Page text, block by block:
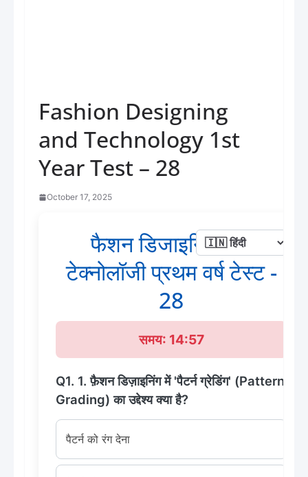
Fashion Designing
and Technology 1st
Year Test – 28
October 17, 2025
फैशन डिजाइनिंग और
टेक्नोलॉजी प्रथम वर्ष टेस्ट -
28
समय: 14:56
Q1. 1. फ़ैशन डिज़ाइनिंग में 'पैटर्न ग्रेडिंग' (Pattern
Grading) का उद्देश्य क्या है?
पैटर्न को रंग देना